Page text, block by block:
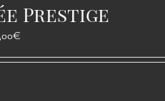
peuvent
sur
Prestige
€
prix :